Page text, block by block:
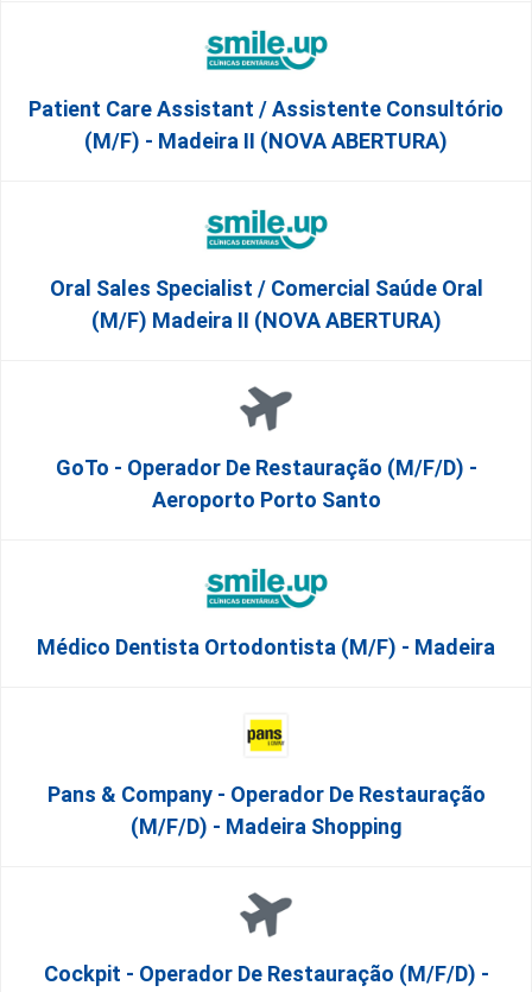
Patient Care Assistant / Assistente Consultório
(M/F) - Madeira II (NOVA ABERTURA)
Oral Sales Specialist / Comercial Saúde Oral
(M/F) Madeira II (NOVA ABERTURA)
GoTo - Operador De Restauração (m/f/d) -
Aeroporto Porto Santo
Médico Dentista Ortodontista (M/F) - Madeira
Pans & Company - Operador De Restauração
(m/f/d) - Madeira Shopping
Cockpit - Operador De Restauração (m/f/d) -